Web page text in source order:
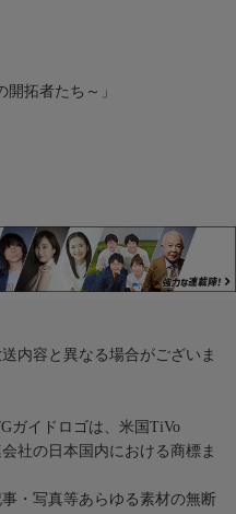
開拓者たち～」
内容と異なる場合がございま
ガイドロゴは、米国TiVo
社の日本国内における商標ま
・写真等あらゆる素材の無断